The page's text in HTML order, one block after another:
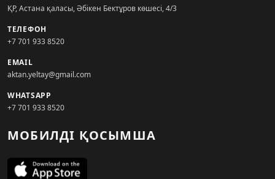
ҚР, Астана қаласы, Әбікен Бектұров көшесі, 4/3
ТЕЛЕФОН
+7 701 933 8520
EMAIL
aktan.yeltay@gmail.com
WHATSAPP
+7 701 933 8520
МОБИЛДІ ҚОСЫМША